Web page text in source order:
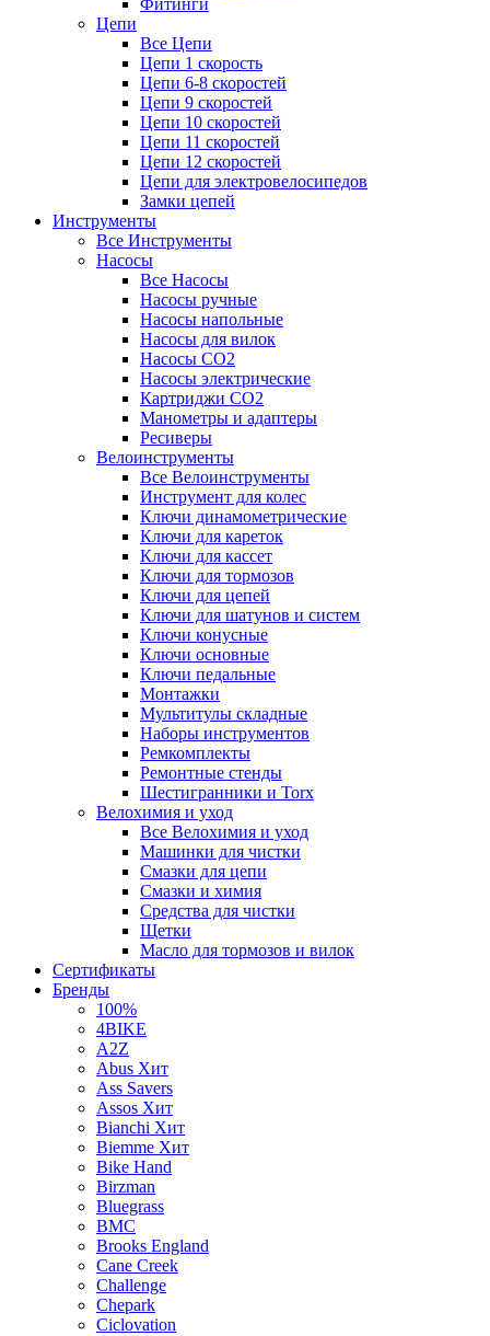
Фитинги
Цепи
Все Цепи
Цепи 1 скорость
Цепи 6-8 скоростей
Цепи 9 скоростей
Цепи 10 скоростей
Цепи 11 скоростей
Цепи 12 скоростей
Цепи для электровелосипедов
Замки цепей
Инструменты
Все Инструменты
Насосы
Все Насосы
Насосы ручные
Насосы напольные
Насосы для вилок
Насосы CO2
Насосы электрические
Картриджи CO2
Манометры и адаптеры
Ресиверы
Велоинструменты
Все Велоинструменты
Инструмент для колес
Ключи динамометрические
Ключи для кареток
Ключи для кассет
Ключи для тормозов
Ключи для цепей
Ключи для шатунов и систем
Ключи конусные
Ключи основные
Ключи педальные
Монтажки
Мультитулы складные
Наборы инструментов
Ремкомплекты
Ремонтные стенды
Шестигранники и Torx
Велохимия и уход
Все Велохимия и уход
Машинки для чистки
Смазки для цепи
Смазки и химия
Средства для чистки
Щетки
Масло для тормозов и вилок
Сертификаты
Бренды
100%
4BIKE
A2Z
Abus Хит
Ass Savers
Assos Хит
Bianchi Хит
Biemme Хит
Bike Hand
Birzman
Bluegrass
BMC
Brooks England
Cane Creek
Challenge
Chepark
Ciclovation